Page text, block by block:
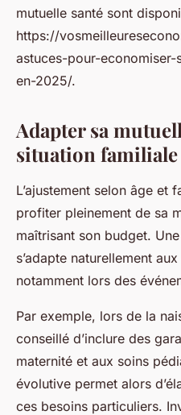
mutuelle santé sont
https://
astuces-pour-
en-2025/.
Adapter sa
situation familiale
L’ajustement selon âge et
profiter pleinement de sa
maîtrisant son budget.
s’adapte naturellement
notamment lors des
Par exemple, lors de la
conseillé d’inclure des
maternité et aux soins
évolutive permet alors
ces besoins particuliers.